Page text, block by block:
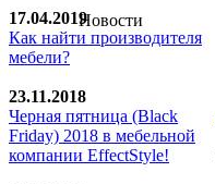
Новости
17.04.2019
Как найти производителя
мебели?
23.11.2018
Черная пятница (Black
Friday) 2018 в мебельной
компании EffectStyle!